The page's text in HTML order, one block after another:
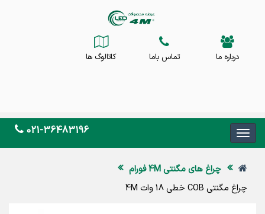
درباره ما تماس باما کاتالوگ ها
021-36483196
چراغ های مگنتی 4M فورام
چراغ مگنتی COB خطی 18 وات 4M